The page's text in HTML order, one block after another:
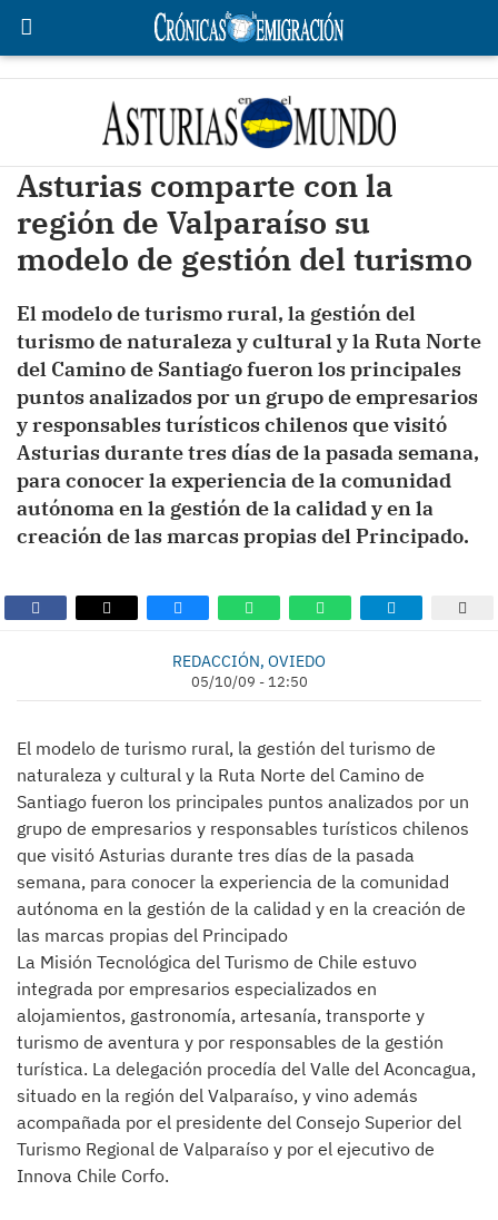
Asturias comparte con la
región de Valparaíso su
modelo de gestión del turismo
El modelo de turismo rural, la gestión del
turismo de naturaleza y cultural y la Ruta Norte
del Camino de Santiago fueron los principales
puntos analizados por un grupo de empresarios
y responsables turísticos chilenos que visitó
Asturias durante tres días de la pasada semana,
para conocer la experiencia de la comunidad
autónoma en la gestión de la calidad y en la
creación de las marcas propias del Principado.
REDACCIÓN, OVIEDO
05/10/09 - 12:50
El modelo de turismo rural, la gestión del turismo de
naturaleza y cultural y la Ruta Norte del Camino de
Santiago fueron los principales puntos analizados por un
grupo de empresarios y responsables turísticos chilenos
que visitó Asturias durante tres días de la pasada
semana, para conocer la experiencia de la comunidad
autónoma en la gestión de la calidad y en la creación de
las marcas propias del Principado
La Misión Tecnológica del Turismo de Chile estuvo
integrada por empresarios especializados en
alojamientos, gastronomía, artesanía, transporte y
turismo de aventura y por responsables de la gestión
turística. La delegación procedía del Valle del Aconcagua,
situado en la región del Valparaíso, y vino además
acompañada por el presidente del Consejo Superior del
Turismo Regional de Valparaíso y por el ejecutivo de
Innova Chile Corfo.